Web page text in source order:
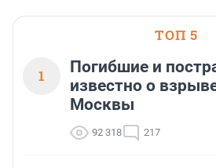
или готовый арендный бизнес —
успех сделки зависит от правильного
ТОП 5
1
Погибшие и
известно о
Москвы
92 318 217